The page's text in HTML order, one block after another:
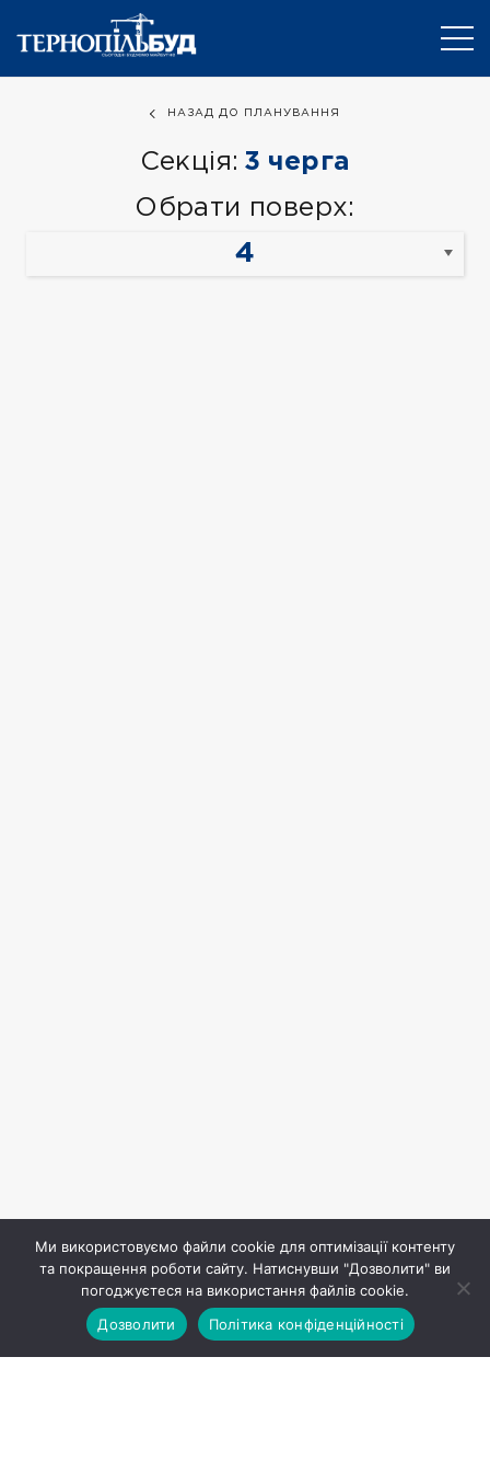
НАЗАД ДО ПЛАНУВАННЯ
Секція: 3 черга
Обрати поверх:
Ми використовуємо файли cookie для оптимізації контенту
та покращення роботи сайту. Натиснувши "Дозволити" ви
погоджуєтеся на використання файлів cookie.
Дозволити
Політика конфіденційності